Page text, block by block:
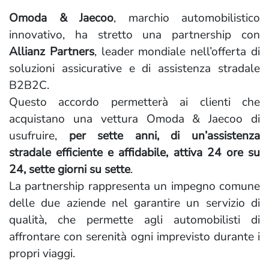
Omoda & Jaecoo, marchio automobilistico
innovativo, ha stretto una partnership con
Allianz Partners, leader mondiale nell’offerta di
soluzioni assicurative e di assistenza stradale
B2B2C.
Questo accordo permetterà ai clienti che
acquistano una vettura Omoda & Jaecoo di
usufruire, per sette anni, di un’assistenza
stradale efficiente e affidabile, attiva 24 ore su
24, sette giorni su sette.
La partnership rappresenta un impegno comune
delle due aziende nel garantire un servizio di
qualità, che permette agli automobilisti di
affrontare con serenità ogni imprevisto durante i
propri viaggi.